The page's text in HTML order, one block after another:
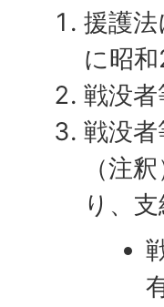
援護
に昭
戦没
戦没
（注
り、